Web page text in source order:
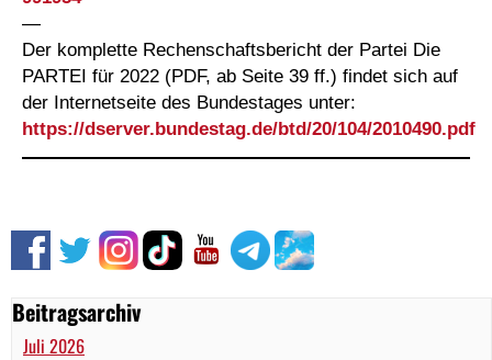
Beitragsarchiv
Juli 2026
—
Der komplette Rechenschaftsbericht der Partei Die
PARTEI für 2022 (PDF, ab Seite 39 ff.) findet sich auf
der Internetseite des Bundestages unter:
https://dserver.bundestag.de/btd/20/104/2010490.pdf